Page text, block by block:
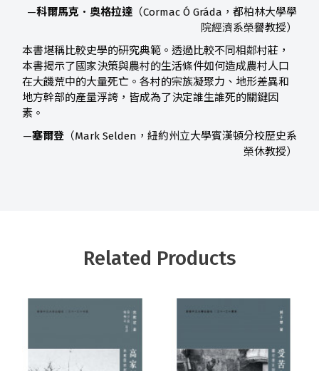
—科爾馬克．奧格拉達 （Cormac Ó Gráda，都柏林大學學
院經濟系榮譽教授）
本書堪稱比較史學的研究典範。透過比較不同相鄰村莊，
本書揭示了國家決策與農村的生活條件如何造成農村人口
在大饑荒中的大量死亡。各村的宗族凝聚力、地形差異和
地方幹部的產量浮誇，皆成為了決定誰生誰死的關鍵因
素。
—塞爾登 （Mark Selden，紐約州立大學賓漢頓分校歷史系
榮休教授）
Related Products